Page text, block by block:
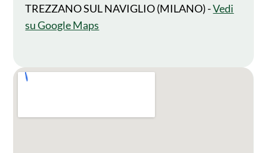
TREZZANO SUL NAVIGLIO (MILANO) -Vedi
su Google Maps